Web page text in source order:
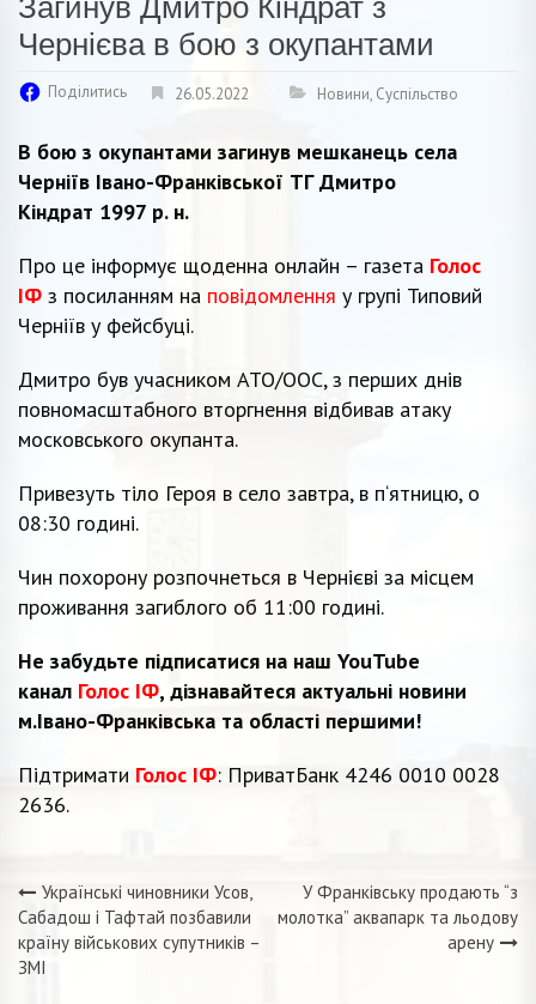
Чернієва в бою з окупантами
Поділитись 26.05.2022 Новини, Суспільство
В бою з окупантами загинув мешканець села
Черніїв Івано-Франківської ТГ Дмитро
Кіндрат 1997 р. н.
Про це інформує щоденна онлайн – газета Голос
ІФ з посиланням на повідомлення у групі Типовий
Черніїв у фейсбуці.
Дмитро був учасником АТО/ООС, з перших днів
повномасштабного вторгнення відбивав атаку
московського окупанта.
Привезуть тіло Героя в село завтра, в п‘ятницю, о
08:30 годині.
Чин похорону розпочнеться в Чернієві за місцем
проживання загиблого об 11:00 годині.
Не забудьте підписатися на наш YouTube
канал Голос ІФ, дізнавайтеся актуальні новини
м.Івано-Франківська та області першими!
Підтримати Голос ІФ: ПриватБанк 4246 0010 0028
2636.
Навігація
записів
Українські чиновники Усов,
Сабадош і Тафтай позбавили
країну військових супутників –
ЗМІ
У Франківську продають “з
молотка” аквапарк та льодову
арену